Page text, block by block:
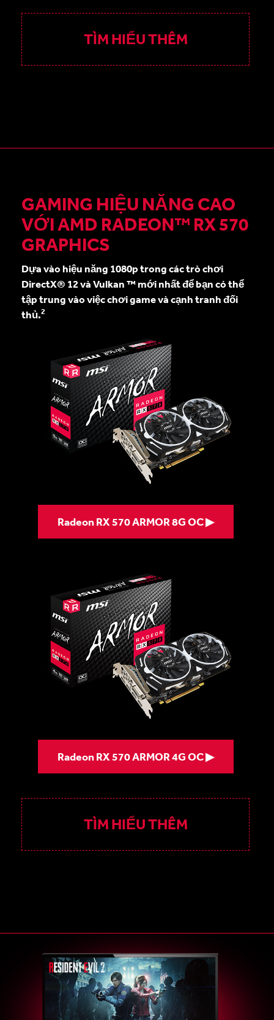
TÌM HIỂU THÊM
GAMING HIỆU NĂNG CAO
VỚI AMD RADEON™ RX 570
GRAPHICS
Dựa vào hiệu năng 1080p trong các trò chơi
DirectX® 12 và Vulkan ™ mới nhất để bạn có thể
tập trung vào việc chơi game và cạnh tranh đối
thủ.2
Radeon RX 570 ARMOR 8G OC ▶
Radeon RX 570 ARMOR 4G OC ▶
TÌM HIỂU THÊM